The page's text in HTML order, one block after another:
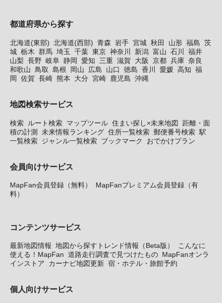
都道府県から探す
北海道(東部) 北海道(西部) 青森 岩手 宮城 秋田 山形 福島 茨
城 栃木 群馬 埼玉 千葉 東京 神奈川 新潟 富山 石川
福井
山梨 長野 岐阜 静岡 愛知 三重 滋賀 大阪 京都 兵庫 奈良
和歌山
鳥取 島根 岡山 広島 山口 徳島 香川 愛媛 高知 福
岡
佐賀 長崎 熊本 大分 宮崎 鹿児島 沖縄
地図検索サービス
検索 ルート検索 マップツール 住まい探し×未来地図
距離・面
積の計測
未来情報ランキング 住所一覧検索 郵便番号検索 駅
一覧検索 ジャンル一覧検索 ブックマーク おでかけプラン
会員向けサービス
MapFan会員登録（無料）
MapFanプレミアム会員登録（有
料）
コンテンツサービス
最新地図情報 地図から探すトレンド情報（Beta版）
こんなに
使える！MapFan 道路走行調査で見つけたもの MapFanオンラ
インストア
カーナビ地図更新 宿・ホテル・旅館予約
個人向けサービス